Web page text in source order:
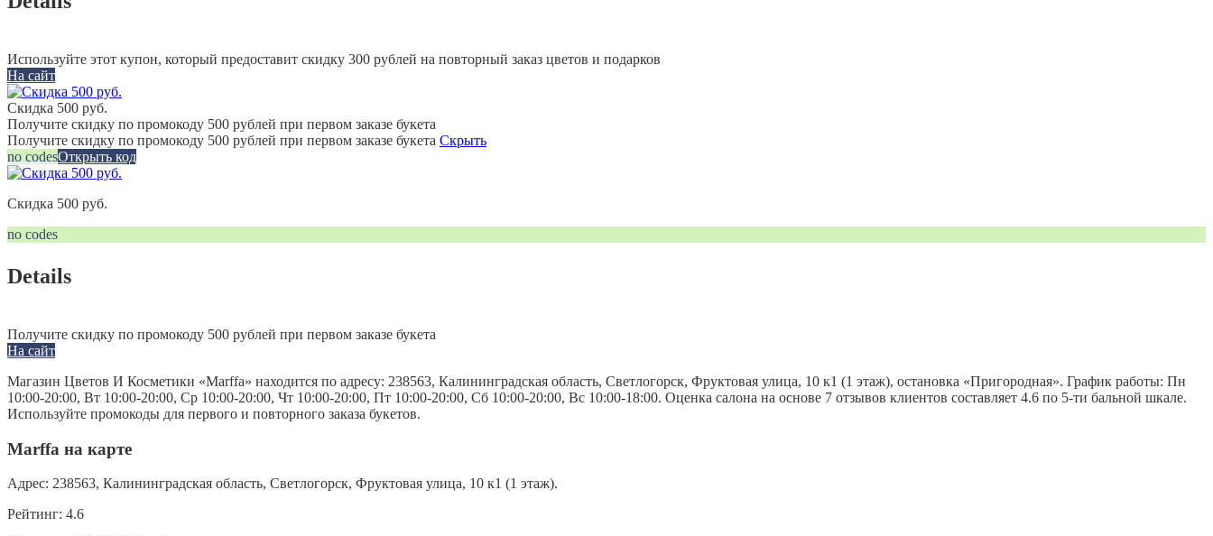
Используйте этот купон, который предоставит скидку 300 рублей на повторный заказ цветов и подарков
На сайт
Скидка 500 руб.
Получите скидку по промокоду 500 рублей при первом заказе букета
Получите скидку по промокоду 500 рублей при первом заказе букета Скрыть
no codesОткрыть код
Скидка 500 руб.
no codes
Details
Получите скидку по промокоду 500 рублей при первом заказе букета
На сайт
Магазин Цветов И Косметики «Marffa» находится по адресу: 238563, Калининградская область, Светлогорск, Фруктовая улица, 10 к1 (1 этаж), остановка «Пригородная». График работы: Пн
10:00-20:00, Вт 10:00-20:00, Ср 10:00-20:00, Чт 10:00-20:00, Пт 10:00-20:00, Сб 10:00-20:00, Вс 10:00-18:00. Оценка салона на основе 7 отзывов клиентов составляет 4.6 по 5-ти бальной шкале.
Используйте промокоды для первого и повторного заказа букетов.
Marffa на карте
Адрес: 238563, Калининградская область, Светлогорск, Фруктовая улица, 10 к1 (1 этаж).
Рейтинг: 4.6